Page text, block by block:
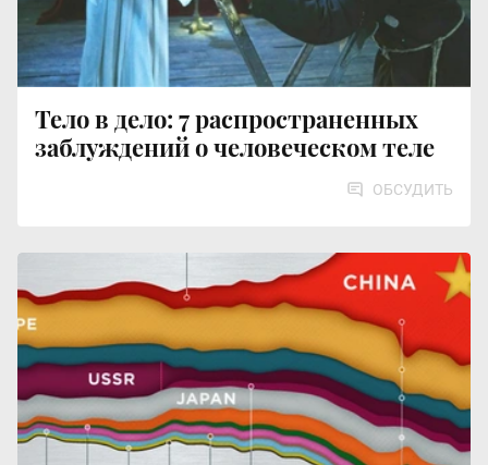
Тело в дело: 7 распространенных
заблуждений о человеческом теле
ОБСУДИТЬ